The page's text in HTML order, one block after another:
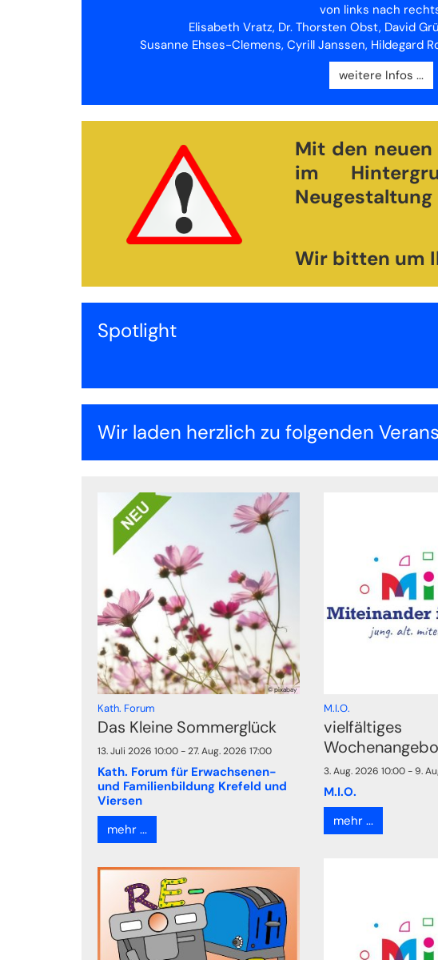
von links nach
Elisabeth Vratz, Dr. Thorsten Obst, David
Susanne Ehses-Clemens, Cyrill Janssen, Hildegard
weitere Infos ...
Mit den
im
Wir bitten um
Spotlight
Wir laden herzlich zu folgenden
© pixabay
Kath. Forum
Das Kleine Sommerglück
13. Juli 2026 10:00 - 27. Aug. 2026 17:00
Kath. Forum für Erwachsenen-
und Familienbildung Krefeld und
Viersen
mehr ...
M.I.O.:
vielfältiges
3. Aug. 2026 10:00 - 9.
M.I.O.
mehr ...